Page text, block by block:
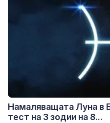
Намаляващата Луна в
тест на 3 зодии на 8...